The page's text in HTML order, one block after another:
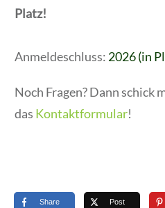
Platz!
Anmeldeschluss: 2026 (in
Noch Fragen? Dann schick
das Kontaktformular!
Share Post